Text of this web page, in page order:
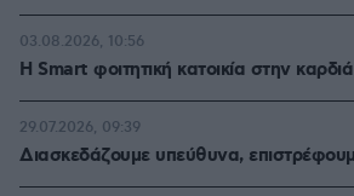
Η Smart φοιτητική κατοικία στην
03.08.2026, 10:56
Διασκεδάζουμε υπεύθυνα,
29.07.2026, 09:39